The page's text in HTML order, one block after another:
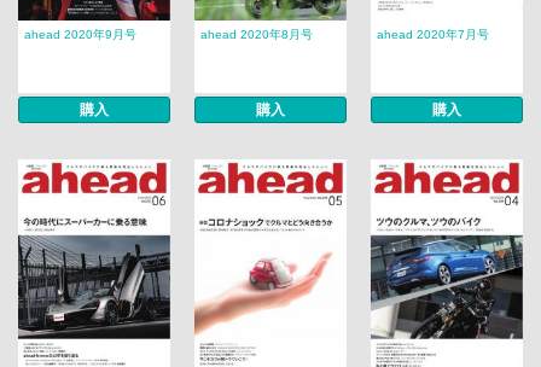
ahead 2020年9月号
購入
ahead 2020年8月号
購入
ahead 2020年7月号
購入